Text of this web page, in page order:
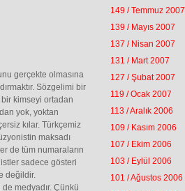
gerçekte olmasına
Sözgelimi bir
kimseyi ortadan
yok, yoktan
kılar. Türkçemiz
maksadı
de tüm numaraların
sadece gösteri
değildir.
de medyadır. Çünkü
149 / Temmuz 2007
139 / Mayıs 2007
137 / Nisan 2007
131 / Mart 2007
127 / Şubat 2007
119 / Ocak 2007
113 / Aralık 2006
109 / Kasım 2006
107 / Ekim 2006
103 / Eylül 2006
101 / Ağustos 2006